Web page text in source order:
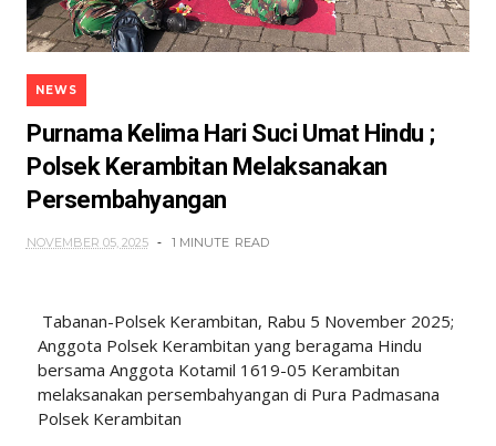
NEWS
Purnama Kelima Hari Suci Umat Hindu ;
Polsek Kerambitan Melaksanakan
Persembahyangan
NOVEMBER 05, 2025 1 MINUTE READ
Tabanan-Polsek Kerambitan, Rabu 5 November 2025;
Anggota Polsek Kerambitan yang beragama Hindu
bersama Anggota Kotamil 1619-05 Kerambitan
melaksanakan persembahyangan di Pura Padmasana
Polsek Kerambitan